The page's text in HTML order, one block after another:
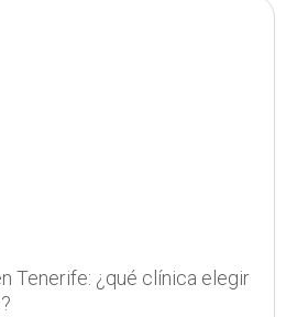
Tenerife: ¿qué clínica elegir